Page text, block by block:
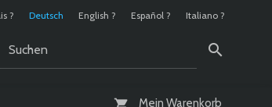
? Deutsch English ? Español ? Italiano ?
Mein Warenkorb